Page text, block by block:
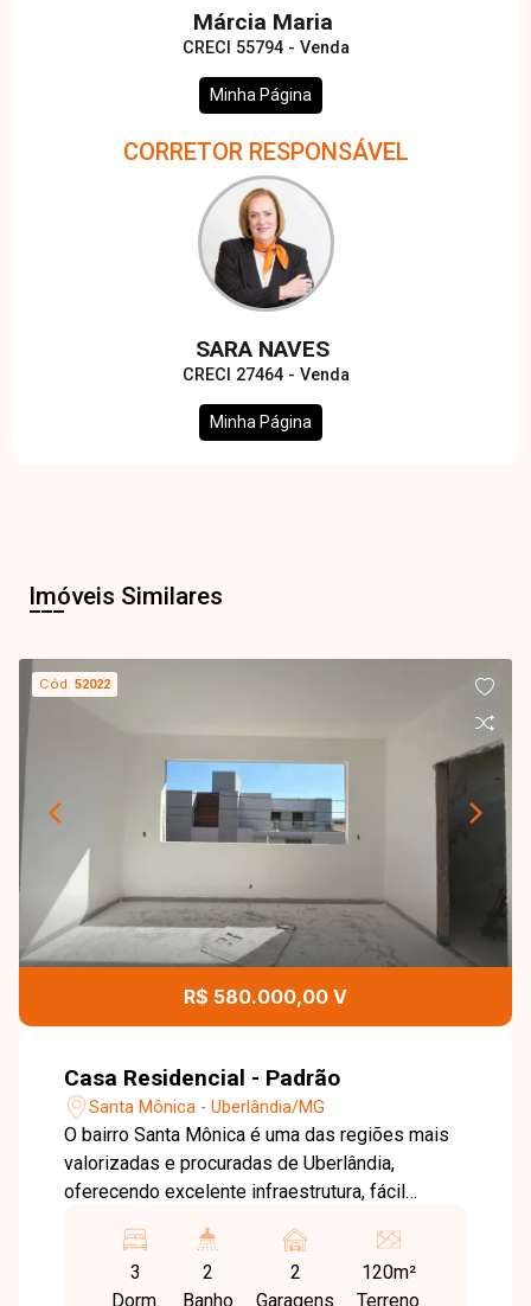
Márcia Maria
CRECI 55794 - Venda
Minha Página
CORRETOR RESPONSÁVEL
SARA NAVES
CRECI 27464 - Venda
Minha Página
Imóveis Similares
Cód.52022
R$ 580.000,00 V
Casa Residencial - Padrão
Santa Mônica - Uberlândia/MG
O bairro Santa Mônica é uma das regiões mais
valorizadas e procuradas de Uberlândia,
oferecendo excelente infraestrutura, fácil
proximidade com universidades,
supermercados, escolas, farmácias e diversos
3
Dorm.
2
Banho
2
Garagens
120m²
Terreno